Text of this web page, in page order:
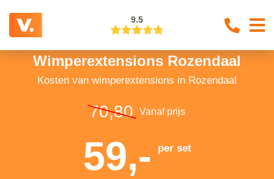
9.5
Wimperextensions Rozendaal
Kosten van wimperextensions in Rozendaal
70,80 Vanaf prijs
59,- per set